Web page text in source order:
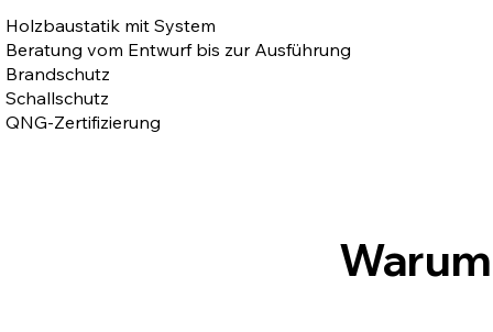
Holzbaustatik mit System
Beratung vom Entwurf bis zur Ausführung
Brandschutz
Schallschutz
QNG-Zertifizierung